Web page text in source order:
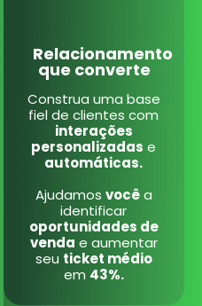
Relacionamento
que converte
Construa uma base
fiel de clientes com
interações
personalizadas e
automáticas.
Ajudamos vocêa
identificar
oportunidades de
venda e aumentar
seu ticket médio
em 43%.